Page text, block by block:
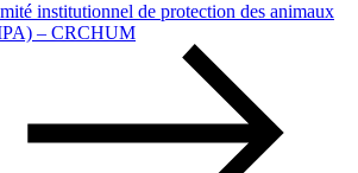
institutionnel de protection des animaux
– CRCHUM